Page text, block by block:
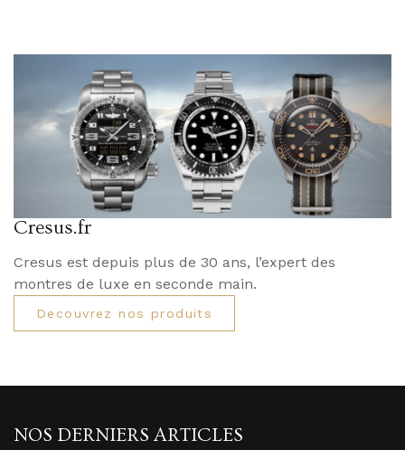
Cresus.fr
Cresus est depuis plus de 30 ans, l’expert des
montres de luxe en seconde main.
Decouvrez nos produits
NOS DERNIERS ARTICLES